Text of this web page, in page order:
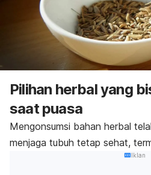
Pilihan herbal yang
saat puasa
Mengonsumsi bahan herbal
menjaga tubuh tetap sehat,
Iklan